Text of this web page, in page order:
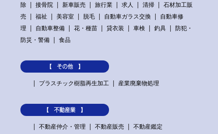
除
接骨院 新車販売 旅行業 求人 清掃
石材加工販
売
福祉 美容室 脱毛 自動車ガラス交換
自動車修
理
自動車整備 花・種苗 貸衣装 車検 釣具
防犯・
防災・警備
食品
【 その他 】
プラスチック樹脂再生加工
産業廃棄物処理
【 不動産業 】
不動産仲介・管理
不動産販売 不動産鑑定